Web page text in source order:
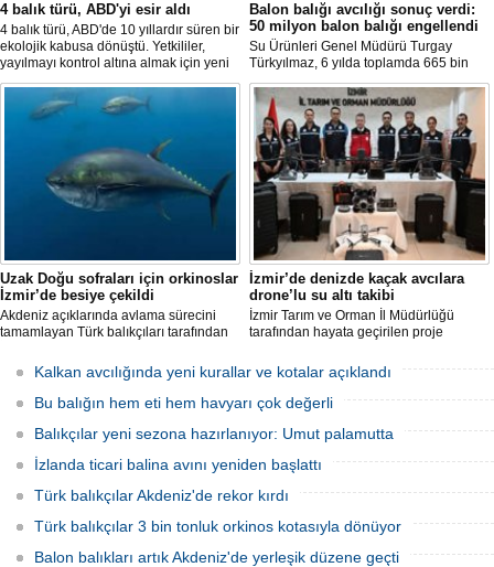
4 balık türü, ABD'yi esir aldı
4 balık türü, ABD'de 10 yıllardır süren bir
ekolojik kabusa dönüştü. Yetkililer,
yayılmayı kontrol altına almak için yeni
projeler geliştirirken, uzmanlar
tamamen yok edilmenin imkansız
olduğunu belirtiyor.
Balon balığı avcılığı sonuç verdi:
50 milyon balon balığı engellendi
Su Ürünleri Genel Müdürü Turgay
Türkyılmaz, 6 yılda toplamda 665 bin
balon balığının ekosistemden
uzaklaştırıldığını belirterek, "Balon balığı
avcılığı sayesinde, yaklaşık 50 milyon
yeni balon balığının ekosisteme
katılması önlendi." dedi.
Uzak Doğu sofraları için orkinoslar
İzmir’de besiye çekildi
Akdeniz açıklarında avlama sürecini
tamamlayan Türk balıkçıları tarafından
orkinoslar, Uzak Doğu ülkelerine ihraç
edilmek için özenle bakılıyor.
İzmir’de denizde kaçak avcılara
drone’lu su altı takibi
İzmir Tarım ve Orman İl Müdürlüğü
tarafından hayata geçirilen proje
faaliyetleri anlık olarak tespit edebilen
hava ve su altı dronları sahada aktif
olarak kullanılmaya başlandı.
Kalkan avcılığında yeni kurallar ve kotalar açıklandı
Bu balığın hem eti hem havyarı çok değerli
Balıkçılar yeni sezona hazırlanıyor: Umut palamutta
İzlanda ticari balina avını yeniden başlattı
Türk balıkçılar Akdeniz'de rekor kırdı
Türk balıkçılar 3 bin tonluk orkinos kotasıyla dönüyor
Balon balıkları artık Akdeniz'de yerleşik düzene geçti